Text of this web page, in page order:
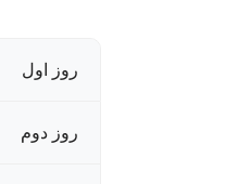
روز اول
روز دوم